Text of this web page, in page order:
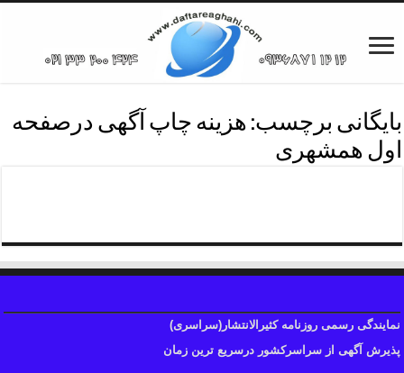
بایگانی برچسب: هزینه چاپ آگهی درصفحه
اول همشهری
نمایندگی رسمی روزنامه کثیرالانتشار(سراسری)
پذیرش آگهی از سراسرکشور درسریع ترین زمان